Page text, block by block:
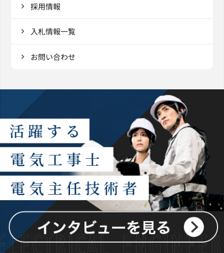
採用情報
入札情報一覧
お問い合わせ